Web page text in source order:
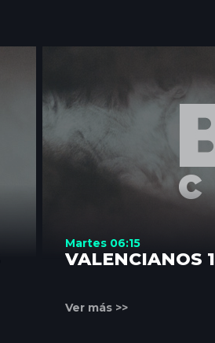
Martes 06:15
VALENCIANOS
Ver más >>